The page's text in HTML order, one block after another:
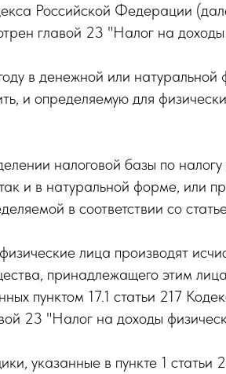
Российской Федерации
главой 23 "Налог на
в денежной или
и определяемую для
налоговой базы по
и в натуральной форме, или
в соответствии со
лица производят
принадлежащего этим
пунктом 17.1 статьи 217
23 "Налог на доходы
указанные в пункте 1 статьи